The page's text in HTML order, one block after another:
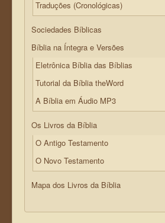
Traduções (Cronológicas)
Sociedades Bíblicas
Bíblia na Íntegra e Versões
Eletrônica Bíblia das Bíblias
Tutorial da Bíblia theWord
A Bíblia em Áudio MP3
Os Livros da Bíblia
O Antigo Testamento
O Novo Testamento
Mapa dos Livros da Bíblia